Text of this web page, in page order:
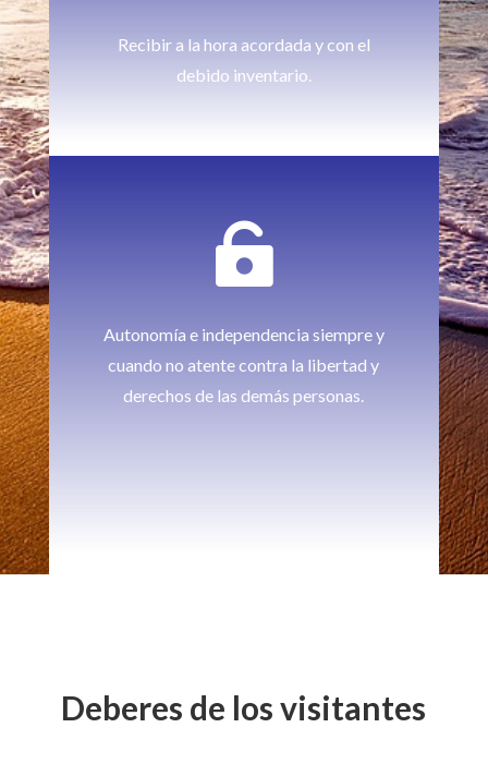
Recibir a la hora acordada y con el
debido inventario.

Autonomía e independencia siempre y
cuando no atente contra la libertad y
derechos de las demás personas.
Deberes de los visitantes